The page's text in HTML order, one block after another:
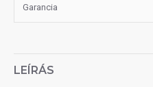
Garancia
LEÍRÁS